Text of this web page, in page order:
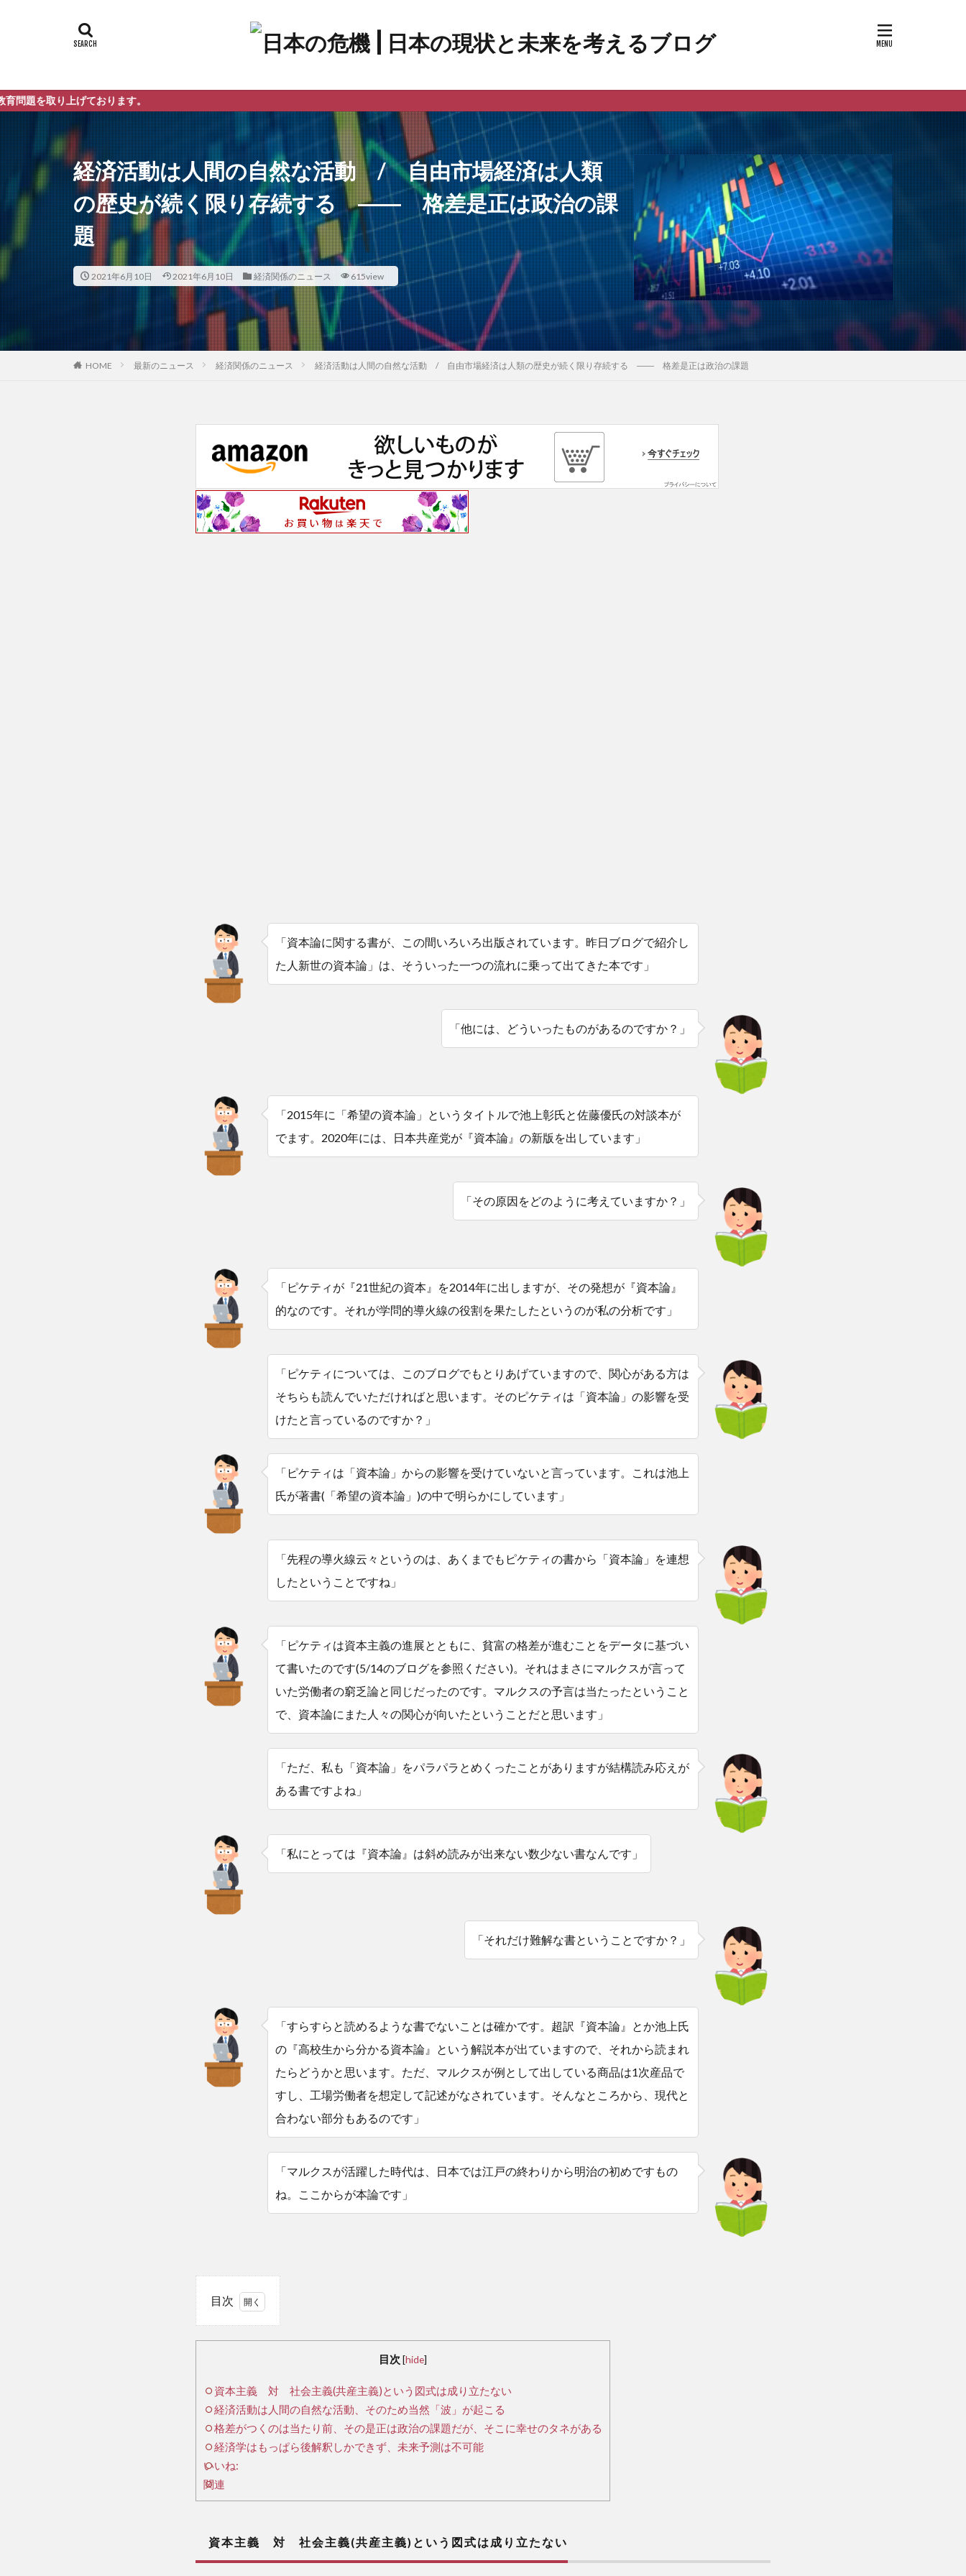
ております。
経済活動は人間の自然な活動 / 自由市場経済は人類
の歴史が続く限り存続する ―― 格差是正は政治の課
題
2021年6月10日 2021年6月10日 経済関係のニュース 615view
HOME 最新のニュース 経済関係のニュース 経済活動は人間の自然な活動 / 自由市場経済は人類の歴史が続く限り存続する ―― 格差是正は政治の課題
「資本論に関する書が、この間いろいろ出版されています。昨日ブログで紹介し
た人新世の資本論」は、そういった一つの流れに乗って出てきた本です」
「他には、どういったものがあるのですか？」
「2015年に「希望の資本論」というタイトルで池上彰氏と佐藤優氏の対談本が
でます。2020年には、日本共産党が『資本論』の新版を出しています」
「その原因をどのように考えていますか？」
「ピケティが『21世紀の資本』を2014年に出しますが、その発想が『資本論』
的なのです。それが学問的導火線の役割を果たしたというのが私の分析です」
「ピケティについては、このブログでもとりあげていますので、関心がある方は
そちらも読んでいただければと思います。そのピケティは「資本論」の影響を受
けたと言っているのですか？」
「ピケティは「資本論」からの影響を受けていないと言っています。これは池上
氏が著書(「希望の資本論」)の中で明らかにしています」
「先程の導火線云々というのは、あくまでもピケティの書から「資本論」を連想
したということですね」
「ピケティは資本主義の進展とともに、貧富の格差が進むことをデータに基づい
て書いたのです(5/14のブログを参照ください)。それはまさにマルクスが言って
いた労働者の窮乏論と同じだったのです。マルクスの予言は当たったということ
で、資本論にまた人々の関心が向いたということだと思います」
「ただ、私も「資本論」をパラパラとめくったことがありますが結構読み応えが
ある書ですよね」
「私にとっては『資本論』は斜め読みが出来ない数少ない書なんです」
「それだけ難解な書ということですか？」
「すらすらと読めるような書でないことは確かです。超訳『資本論』とか池上氏
の『高校生から分かる資本論』という解説本が出ていますので、それから読まれ
たらどうかと思います。ただ、マルクスが例として出している商品は1次産品で
すし、工場労働者を想定して記述がなされています。そんなところから、現代と
合わない部分もあるのです」
「マルクスが活躍した時代は、日本では江戸の終わりから明治の初めですもの
ね。ここからが本論です」
目次
資
対
社会
主義
(共
産主
義)
成り
立た
目次 [hide]
資本主義 対 社会主義(共産主義)という図式は成り立たない
経済活動は人間の自然な活動、そのため当然「波」が起こる
格差がつくのは当たり前、その是正は政治の課題だが、そこに幸せのタネがある
経済学はもっぱら後解釈しかできず、未来予測は不可能
いいね:
関連
資本主義 対 社会主義(共産主義)という図式は成り立たない